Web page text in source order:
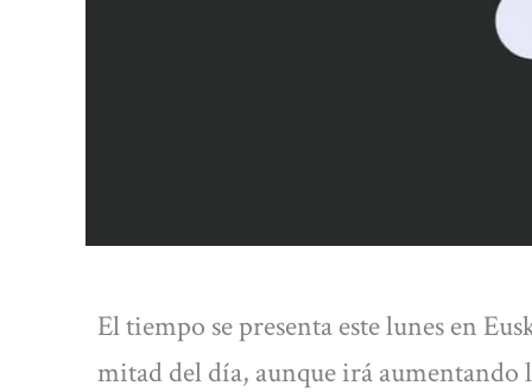
El tiempo se presenta este lunes en
mitad del día, aunque irá aumentando